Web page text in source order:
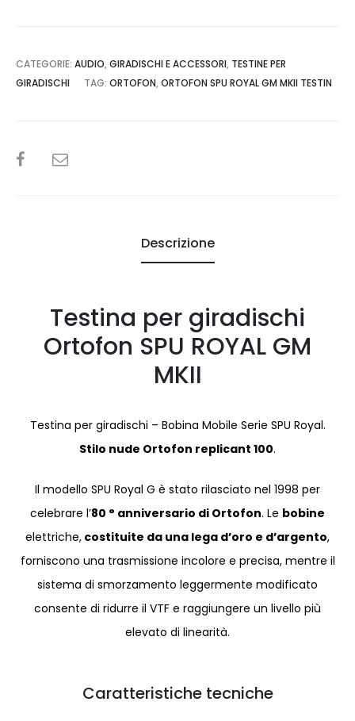
CATEGORIE: AUDIO, GIRADISCHI E ACCESSORI, TESTINE PER
GIRADISCHI
TAG: ORTOFON, ORTOFON SPU ROYAL GM MKII TESTIN
SHARE
Descrizione
Testina per giradischi
Ortofon SPU ROYAL GM
MKII
Testina per giradischi – Bobina Mobile Serie SPU Royal.
Stilo nude Ortofon replicant 100.
Il modello SPU Royal G è stato rilasciato nel 1998 per
celebrare l’80 ° anniversario di Ortofon. Le bobine
elettriche, costituite da una lega d’oro e d’argento,
forniscono una trasmissione incolore e precisa, mentre il
sistema di smorzamento leggermente modificato
consente di ridurre il VTF e raggiungere un livello più
elevato di linearità.
Caratteristiche tecniche